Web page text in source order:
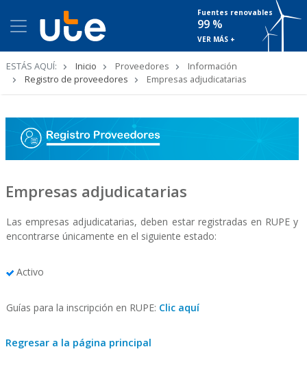
Fuentes renovables
99 %
VER MÁS +
ESTÁS AQUÍ: Inicio Proveedores
Información
Registro de proveedores
Empresas adjudicatarias
Empresas adjudicatarias
Las empresas adjudicatarias, deben estar registradas en RUPE y
encontrarse únicamente en el siguiente estado:
Activo
Guías para la inscripción en RUPE: Clic aquí
Regresar a la página principal